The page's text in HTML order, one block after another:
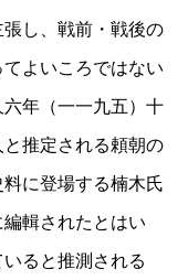
し、戦前・戦後の
よいころではない
年（一一九五）十
推定される頼朝の
に登場する楠木氏
輯されたとはい
ると推測される